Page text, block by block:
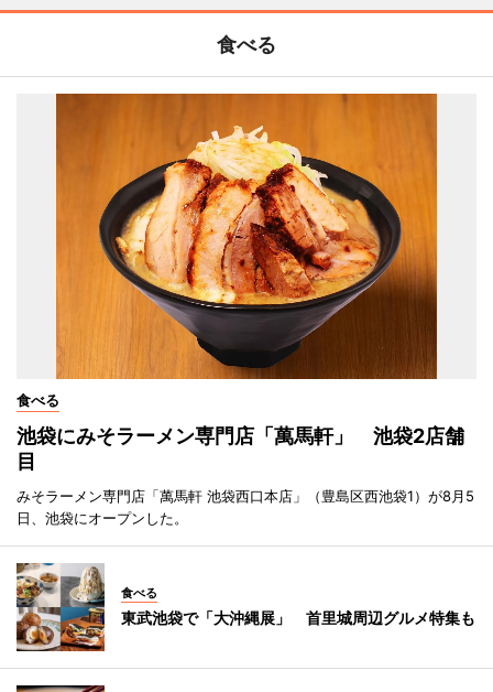
食べる
食べる
池袋にみそラーメン専門店「萬馬軒」 池袋2店舗
目
みそラーメン専門店「萬馬軒 池袋西口本店」（豊島区西池袋1）が8月5
日、池袋にオープンした。
食べる
東武池袋で「大沖縄展」 首里城周辺グルメ特集も